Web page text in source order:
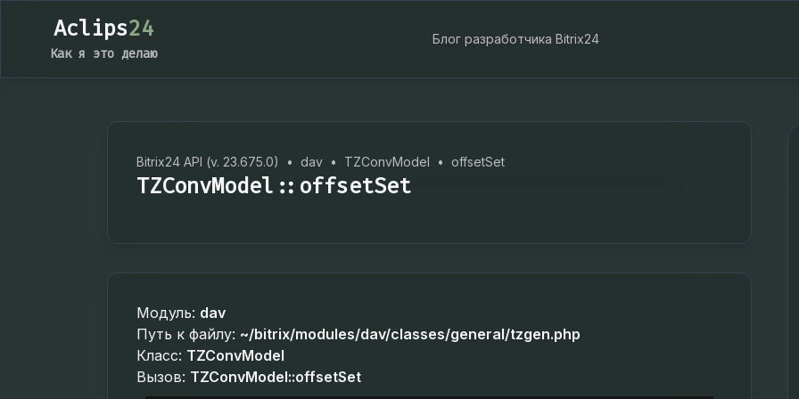
Aclips24
Как я это делаю
Блог разработчика Bitrix24
Bitrix24 API (v. 23.675.0) • dav • TZConvModel • offsetSet
TZConvModel::offsetSet
Модуль: dav
Путь к файлу: ~/bitrix/modules/dav/classes/general/tzgen.php
Класс: TZConvModel
Вызов: TZConvModel::offsetSet